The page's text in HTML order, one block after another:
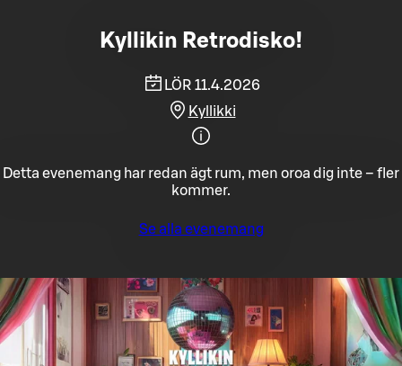
Kyllikin Retrodisko!
LÖR 11.4.2026
Kyllikki
Detta evenemang har redan ägt rum, men oroa dig inte – fler
kommer.
Se alla evenemang